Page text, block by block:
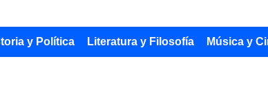
y Política Literatura y Filosofía Música y